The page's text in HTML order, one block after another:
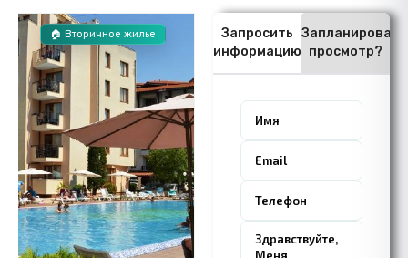
🏠 Вторичное жилье
Запросить
информацию
Запланировать
просмотр?